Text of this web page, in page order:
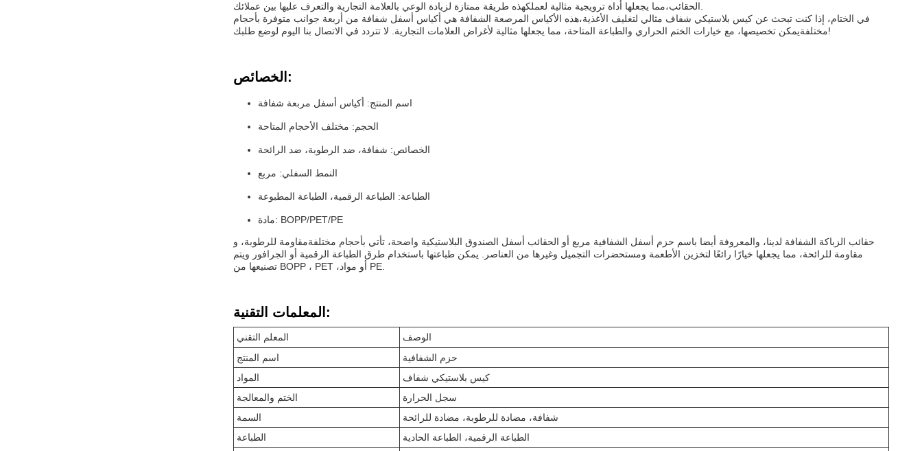
في الختام، إذا كنت تبحث عن كيس بلاستيكي شفاف مثالي لتغليف الأغذية،هذه الأكياس المرصعة الشفافة هي أكياس أسفل شفافة من أربعة جوانب متوفرة بأحجام
مختلفةيمكن تخصيصها، مع خيارات الختم الحراري والطباعة المتاحة، مما يجعلها مثالية لأغراض العلامات التجارية. لا تتردد في الاتصال بنا اليوم لوضع طلبك!
الخصائص:
اسم المنتج: أكياس أسفل مربعة شفافة
الحجم: مختلف الأحجام المتاحة
الخصائص: شفافة، ضد الرطوبة، ضد الرائحة
النمط السفلي: مربع
الطباعة: الطباعة الرقمية، الطباعة المطبوعة
مادة: BOPP/PET/PE
حقائب الزباكة الشفافة لدينا، والمعروفة أيضا باسم حزم أسفل الشفافية مربع أو الحقائب أسفل الصندوق البلاستيكية واضحة، تأتي بأحجام مختلفةمقاومة للرطوبة، و
مقاومة للرائحة، مما يجعلها خيارًا رائعًا لتخزين الأطعمة ومستحضرات التجميل وغيرها من العناصر. يمكن طباعتها باستخدام طرق الطباعة الرقمية أو الجرافور ويتم
تصنيعها من BOPP ، PET ،أو مواد PE.
المعلمات التقنية:
المعلم التقني
الوصف
اسم المنتج
حزم الشفافية
المواد
كيس بلاستيكي شفاف
الختم والمعالجة
سجل الحرارة
السمة
شفافة، مضادة للرطوبة، مضادة للرائحة
الطباعة
الطباعة الرقمية، الطباعة الحادية